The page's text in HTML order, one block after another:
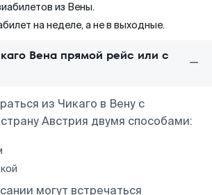
из Вены.
на неделе, а не в выходные.
Вена прямой рейс или с
из Чикаго в Вену с
Австрия двумя способами:
могут встречаться